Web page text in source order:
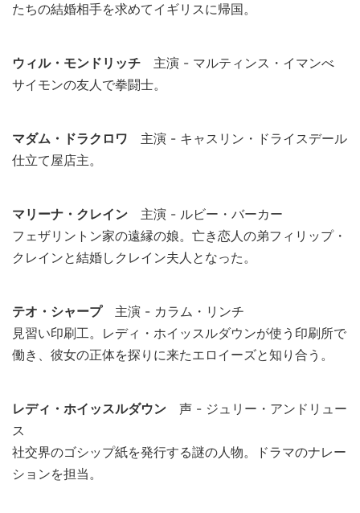
たちの結婚相手を求めてイギリスに帰国。
ウィル・モンドリッチ 主演 - マルティンス・イマンべ
サイモンの友人で拳闘士。
マダム・ドラクロワ 主演 - キャスリン・ドライスデール
仕立て屋店主。
マリーナ・クレイン 主演 - ルビー・バーカー
フェザリントン家の遠縁の娘。亡き恋人の弟フィリップ・
クレインと結婚しクレイン夫人となった。
テオ・シャープ主演 - カラム・リンチ
見習い印刷工。レディ・ホイッスルダウンが使う印刷所で
働き、彼女の正体を探りに来たエロイーズと知り合う。
レディ・ホイッスルダウン 声 - ジュリー・アンドリュー
ス
社交界のゴシップ紙を発行する謎の人物。ドラマのナレー
ションを担当。